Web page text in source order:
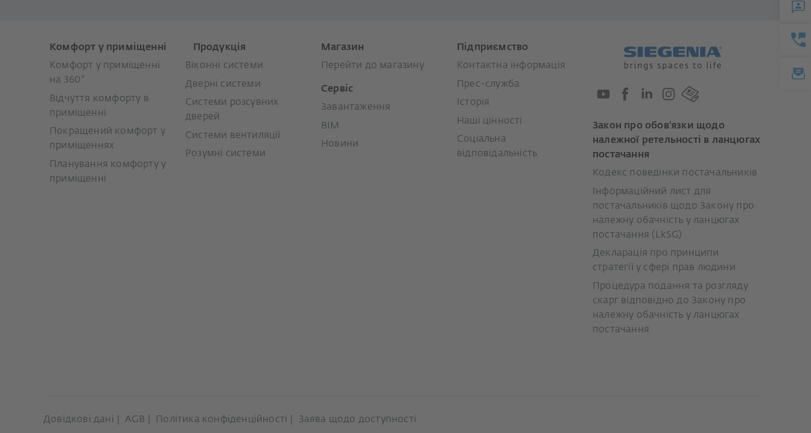
Комфорт у приміщенні
Комфорт у приміщенні
на 360°
Відчуття комфорту в
приміщенні
Покращений комфорт у
приміщеннях
Планування комфорту у
приміщенні
Продукція
Віконні системи
Дверні системи
Системи розсувних
дверей
Системи вентиляції
Розумні системи
Магазин
Перейти до магазину
Сервіс
Завантаження
BIM
Новини
Підприємство
Контактна інформація
Прес-служба
Історія
Наші цінності
Соціальна
відповідальність
Закон про обов'язки щодо
належної ретельності в ланцюгах
постачання
Кодекс поведінки постачальників
Інформаційний лист для
постачальників щодо Закону про
належну обачність у ланцюгах
постачання (LkSG)
Декларація про принципи
стратегії у сфері прав людини
Процедура подання та розгляду
скарг відповідно до Закону про
належну обачність у ланцюгах
постачання
Довідкові дані AGB Політика конфіденційності Заява щодо доступності